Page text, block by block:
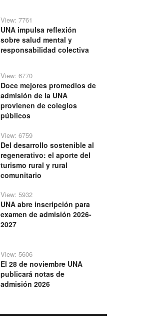
View: 7761
UNA impulsa reflexión
sobre salud mental y
responsabilidad colectiva
View: 6770
Doce mejores promedios de
admisión de la UNA
provienen de colegios
públicos
View: 6759
Del desarrollo sostenible al
regenerativo: el aporte del
turismo rural y rural
comunitario
View: 5932
UNA abre inscripción para
examen de admisión 2026-
2027
View: 5606
El 28 de noviembre UNA
publicará notas de
admisión 2026